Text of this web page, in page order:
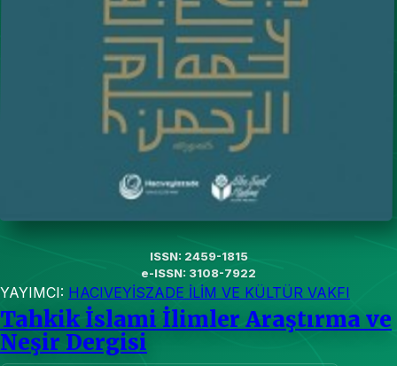
ISSN: 2459-1815
e-ISSN: 3108-7922
YAYIMCI: HACIVEYİSZADE İLİM VE KÜLTÜR VAKFI
Tahkik İslami İlimler Araştırma ve
Neşir Dergisi